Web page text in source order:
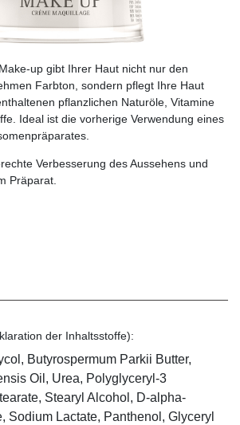
up gibt Ihrer Haut nicht nur den
Farbton, sondern pflegt Ihre Haut
pflanzlichen Naturöle, Vitamine
Ideal ist die vorherige Verwendung eines
Verbesserung des Aussehens und
Präparat.
der Inhaltsstoffe):
Butyrospermum Parkii Butter,
Oil, Urea, Polyglyceryl-3
Stearyl Alcohol, D-alpha-
Sodium Lactate, Panthenol, Glyceryl